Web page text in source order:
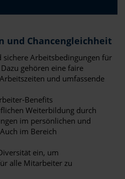
und Chancengleichheit
Arbeitsbedingungen für
gehören eine faire
und umfassende
Benefits
Weiterbildung durch
im persönlichen und
im Bereich
ein, um
alle Mitarbeiter zu